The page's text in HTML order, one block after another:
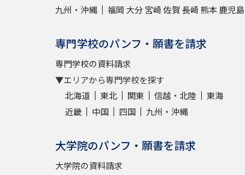
九州・沖縄
福岡 大分 宮崎 佐賀 長崎 熊本 鹿児島
専門学校のパンフ・願書を請求
専門学校の資料請求
▼エリアから専門学校を探す
北海道
東北 関東 信越・北陸
東海
近畿
中国 四国 九州・沖縄
大学院のパンフ・願書を請求
大学院の資料請求